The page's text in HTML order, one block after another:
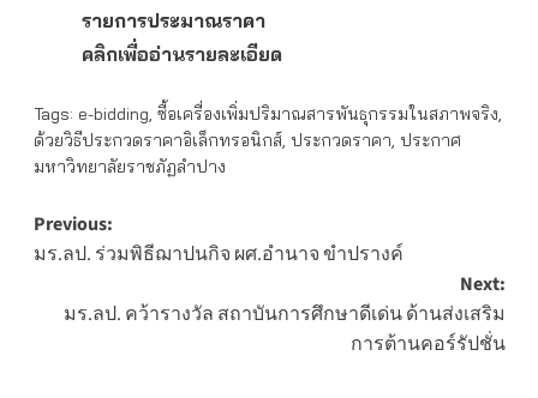
รายการประมาณราคา
คลิกเพื่ออ่านรายละเอียด
Tags: e-bidding, ซื้อเครื่องเพิ่มปริมาณสารพันธุกรรมในสภาพจริง,
ด้วยวิธีประกวดราคาอิเล็กทรอนิกส์, ประกวดราคา, ประกาศ
มหาวิทยาลัยราชภัฏลำปาง
Post
navigation
Previous:
มร.ลป. ร่วมพิธีฌาปนกิจ ผศ.อำนาจ ขำปรางค์
Next:
มร.ลป. คว้ารางวัล สถาบันการศึกษาดีเด่น ด้านส่งเสริม
การต้านคอร์รัปชั่น